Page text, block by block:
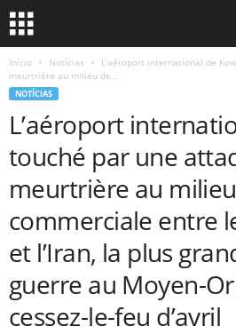
Início Notícias
L’aéroport international de
meurtrière au milieu de...
NOTÍCIAS
L’aéroport
touché par une
meurtrière au
commerciale entre
et l’Iran, la plus
guerre au Moyen-
cessez-le-feu d’avril